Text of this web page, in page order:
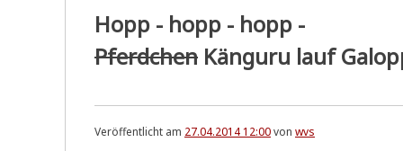
Hopp - hopp - hopp -
Pferdchen Känguru lauf
Veröffentlicht am 27.04.2014 12:00von wvs